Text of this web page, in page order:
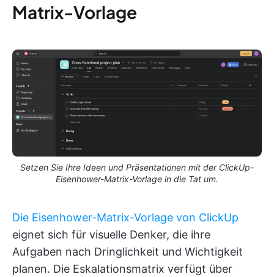
Matrix-Vorlage
Setzen Sie Ihre Ideen und Präsentationen mit der ClickUp-
Eisenhower-Matrix-Vorlage in die Tat um.
Die Eisenhower-Matrix-Vorlage von ClickUp
eignet sich für visuelle Denker, die ihre
Aufgaben nach Dringlichkeit und Wichtigkeit
planen. Die Eskalationsmatrix verfügt über